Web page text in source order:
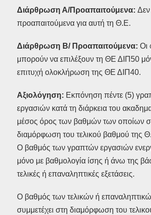
Διάρθρωση Α/Προαπαιτούμενα:
προαπαιτούμενα για αυτή τη Θ.Ε.
Διάρθρωση Β/ Προαπαιτούμενα: Οι
μπορούν να επιλέξουν τη ΘΕ ΔΙΠ50
επιτυχή ολοκλήρωση της ΘΕ ΔΙΠ40.
Αξιολόγηση: Εκπόνηση πέντε (5)
εργασιών κατά τη διάρκεια του
μέσος όρος των βαθμών των οποίων
διαμόρφωση του τελικού βαθμού της
Ο βαθμός των γραπτών εργασιών
μόνο με βαθμολογία ίσης ή άνω της
τελικές ή επαναληπτικές εξετάσεις.
Ο βαθμός των τελικών ή
συμμετέχει στη διαμόρφωση του